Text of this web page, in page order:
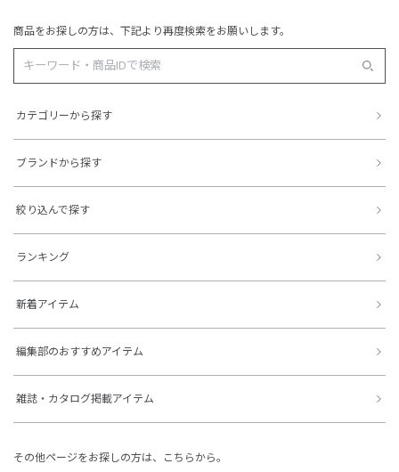
商品をお探しの方は、下記より再度検索をお願いします。
カテゴリーから探す
ブランドから探す
絞り込んで探す
ランキング
新着アイテム
編集部のおすすめアイテム
雑誌・カタログ掲載アイテム
その他ページをお探しの方は、こちらから。